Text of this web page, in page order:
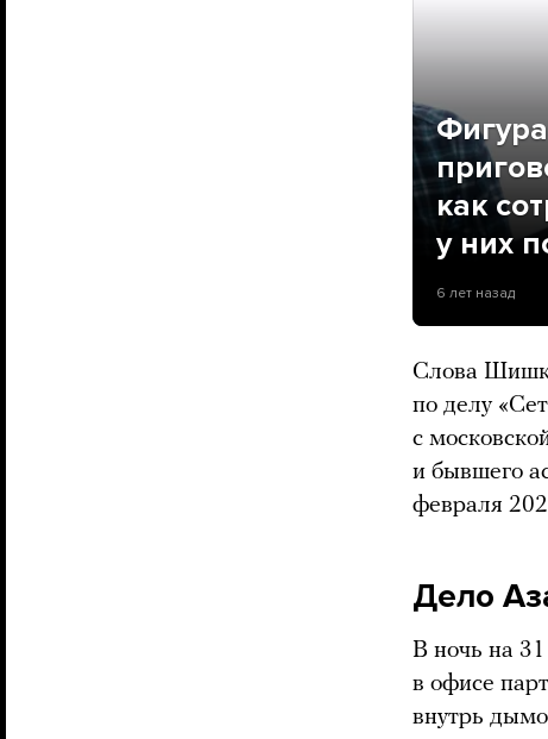
как
у них
6 лет назад
Слова
по делу
с
и бывшего
февраля
Дело
В ночь на
в офисе
внутрь